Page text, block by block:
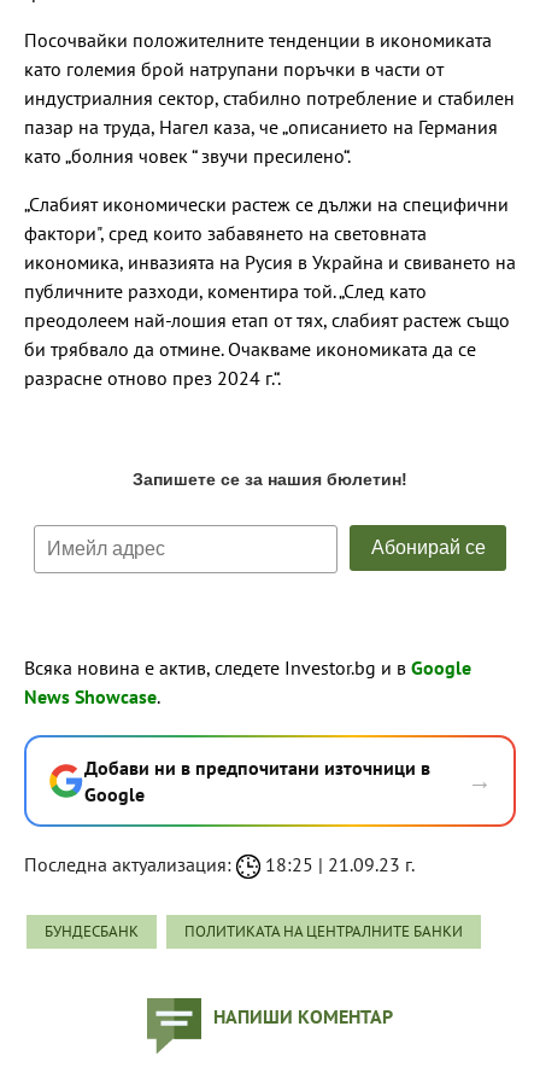
Посочвайки положителните тенденции в икономиката
като големия брой натрупани поръчки в части от
индустриалния сектор, стабилно потребление и стабилен
пазар на труда, Нагел каза, че „описанието на Германия
като „болния човек “ звучи пресилено“.
„Слабият икономически растеж се дължи на специфични
фактори", сред които забавянето на световната
икономика, инвазията на Русия в Украйна и свиването на
публичните разходи, коментира той. „След като
преодолеем най-лошия етап от тях, слабият растеж също
би трябвало да отмине. Очакваме икономиката да се
разрасне отново през 2024 г.“.
Всяка новина е актив, следете Investor.bg и в Google
News Showcase.
Добави ни в предпочитани източници в
Google
→
Последна актуализация: 18:25 | 21.09.23 г.
БУНДЕСБАНК ПОЛИТИКАТА НА ЦЕНТРАЛНИТЕ БАНКИ
НАПИШИ КОМЕНТАР